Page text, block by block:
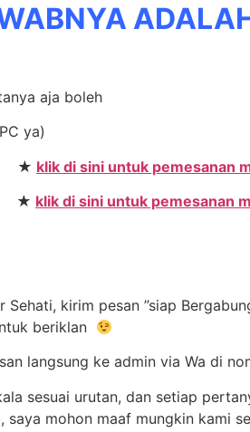
aja boleh
ya)
★ klik di sini untuk pemesanan
★ klik di sini untuk pemesanan
kirim pesan ”siap
beriklan
langsung ke admin via Wa di
sesuai urutan, dan setiap
mohon maaf mungkin kami